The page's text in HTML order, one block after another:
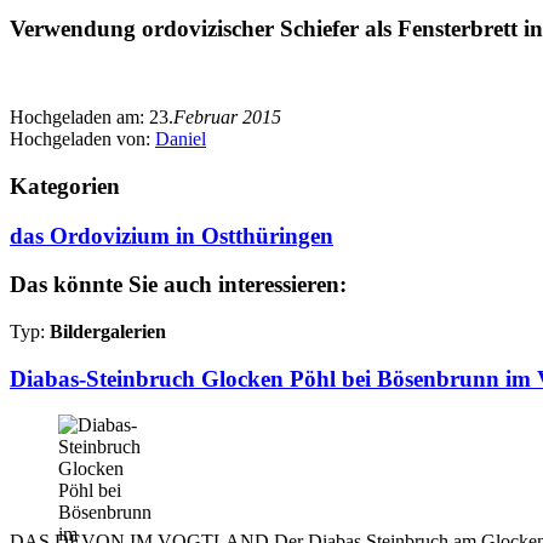
Verwendung ordovizischer Schiefer als Fensterbrett
Hochgeladen am: 23.Februar 2015
Hochgeladen von: Daniel
Kategorien
das Ordovizium in Ostthüringen
Das könnte Sie auch interessieren:
Typ: Bildergalerien
Diabas-Steinbruch Glocken Pöhl bei Bösenbrunn im